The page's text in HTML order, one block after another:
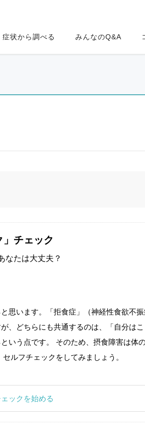
症状から調べる みんなのQ&A
チェック
なたは大丈夫？
思います。「拒食症」（神経性食欲不
、どちらにも共通するのは、「自分は
いう点です。 そのため、摂食障害は体
ルフチェックをしてみましょう。
ックを始める